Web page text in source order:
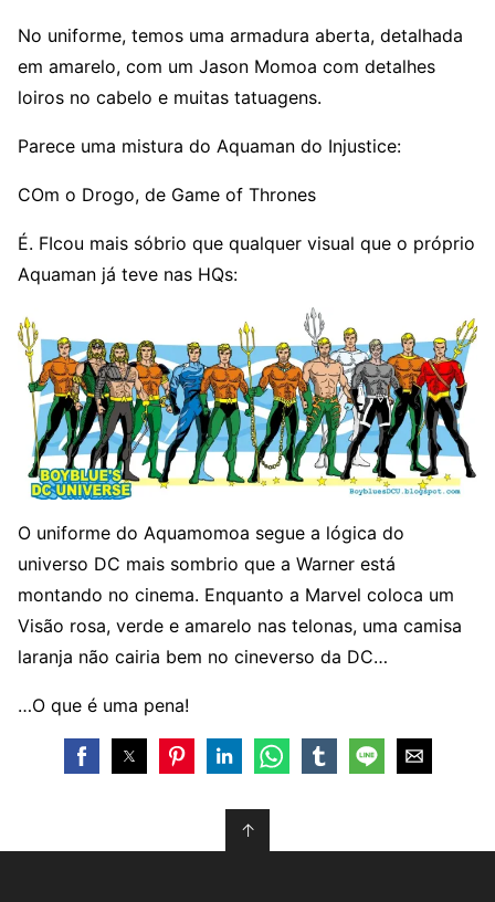
No uniforme, temos uma armadura aberta, detalhada
em amarelo, com um Jason Momoa com detalhes
loiros no cabelo e muitas tatuagens.
Parece uma mistura do Aquaman do Injustice:
COm o Drogo, de Game of Thrones
É. FIcou mais sóbrio que qualquer visual que o próprio
Aquaman já teve nas HQs:
O uniforme do Aquamomoa segue a lógica do
universo DC mais sombrio que a Warner está
montando no cinema. Enquanto a Marvel coloca um
Visão rosa, verde e amarelo nas telonas, uma camisa
laranja não cairia bem no cineverso da DC…
…O que é uma pena!
↑